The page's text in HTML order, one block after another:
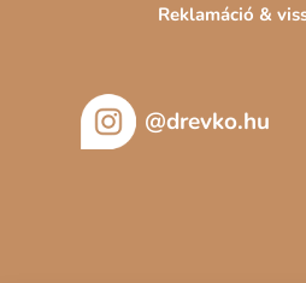
Reklamáció &
@drevko.hu